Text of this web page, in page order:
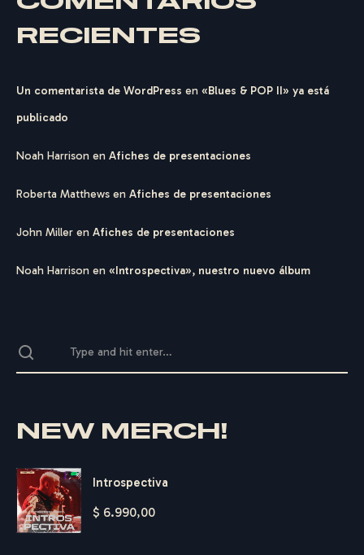
GERHARD
RECIENTES
Un comentarista de WordPress en «Blues & POP II» ya está
publicado
Noah Harrison en Afiches de presentaciones
Roberta Matthews en Afiches de presentaciones
John Miller en Afiches de presentaciones
Noah Harrison en «Introspectiva», nuestro nuevo álbum
NEW MERCH!
Introspectiva
$ 6.990,00